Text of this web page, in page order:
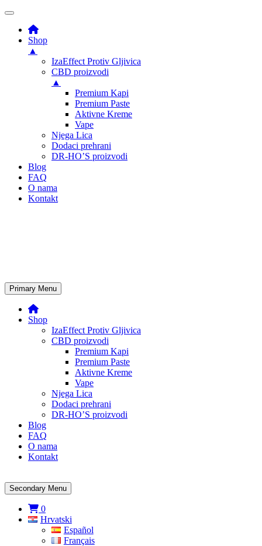
Shop
▲
IzaEffect Protiv Gljivica
CBD proizvodi
▲
Premium Kapi
Premium Paste
Aktivne Kreme
Vape
Njega Lica
Dodaci prehrani
DR-HO’S proizvodi
Blog
FAQ
O nama
Kontakt
Primary Menu
Shop
IzaEffect Protiv Gljivica
CBD proizvodi
Premium Kapi
Premium Paste
Aktivne Kreme
Vape
Njega Lica
Dodaci prehrani
DR-HO’S proizvodi
Blog
FAQ
O nama
Kontakt
Secondary Menu
0
Hrvatski
Español
Français